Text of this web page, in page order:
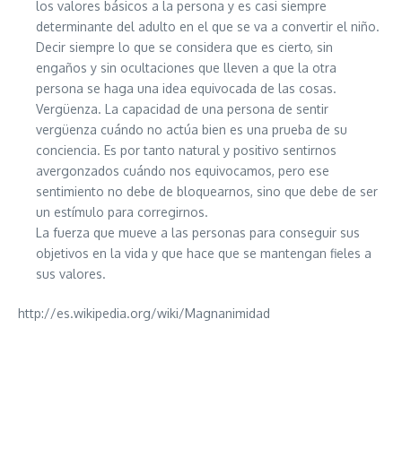
los valores básicos a la persona y es casi siempre
determinante del adulto en el que se va a convertir el niño.
Decir siempre lo que se considera que es cierto, sin
engaños y sin ocultaciones que lleven a que la otra
persona se haga una idea equivocada de las cosas.
Vergüenza. La capacidad de una persona de sentir
vergüenza cuándo no actúa bien es una prueba de su
conciencia. Es por tanto natural y positivo sentirnos
avergonzados cuándo nos equivocamos, pero ese
sentimiento no debe de bloquearnos, sino que debe de ser
un estímulo para corregirnos.
La fuerza que mueve a las personas para conseguir sus
objetivos en la vida y que hace que se mantengan fieles a
sus valores.
http://es.wikipedia.org/wiki/Magnanimidad